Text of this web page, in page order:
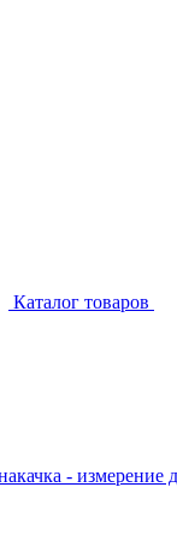
Каталог товаров
- измерение